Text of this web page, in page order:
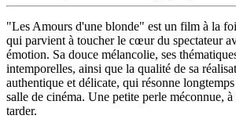
"Les Amours d'une blonde" est un film à la
qui parvient à toucher le cœur du spectateur
émotion. Sa douce mélancolie, ses
intemporelles, ainsi que la qualité de sa
authentique et délicate, qui résonne
salle de cinéma. Une petite perle méconnue,
tarder.